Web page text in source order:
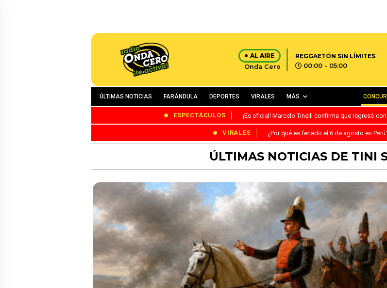
AL AIRE
Onda Cero
REGGAETÓN SIN LÍMITES
00:00 - 05:00
ÚLTIMAS NOTICIAS FARÁNDULA DEPORTES VIRALES MÁS
ESPECTÁCULOS ¡Es oficial! Marcelo Tinelli confirma que regresó
VIRALES ¿Por qué es feriado el 6 de agosto en
ÚLTIMAS NOTICIAS DE TINI